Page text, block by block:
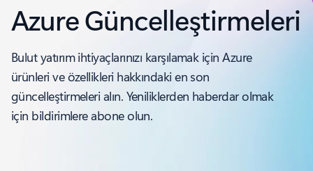
Azure Güncelleştirmeleri
Bulut yatırım ihtiyaçlarınızı karşılamak için Azure
ürünleri ve özellikleri hakkındaki en son
güncelleştirmeleri alın. Yeniliklerden haberdar olmak
için bildirimlere abone olun.